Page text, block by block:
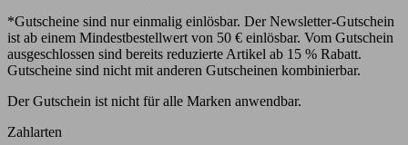
*Gutscheine sind nur einmalig einlösbar. Der Newsletter-Gutschein
ist ab einem Mindestbestellwert von 50 € einlösbar. Vom Gutschein
ausgeschlossen sind bereits reduzierte Artikel ab 15 % Rabatt.
Gutscheine sind nicht mit anderen Gutscheinen kombinierbar.
Der Gutschein ist nicht für alle Marken anwendbar.
Zahlarten